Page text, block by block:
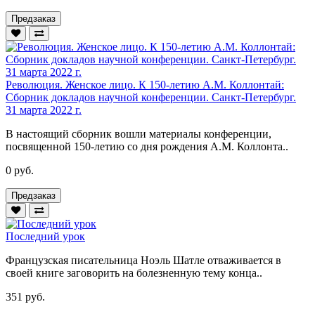
Предзаказ
Революция. Женское лицо. К 150-летию А.М. Коллонтай:
Сборник докладов научной конференции. Санкт-Петербург.
31 марта 2022 г.
В настоящий сборник вошли материалы конференции,
посвященной 150-летию со дня рождения А.М. Коллонта..
0 руб.
Предзаказ
Последний урок
Французская писательница Ноэль Шатле отваживается в
своей книге заговорить на болезненную тему конца..
351 руб.